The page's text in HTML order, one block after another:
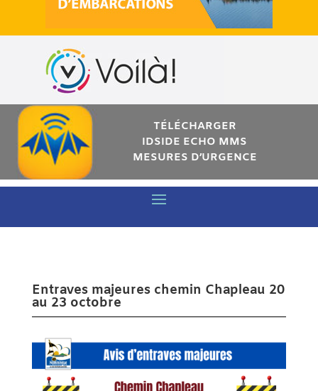
TÉLÉCHARGER
IDSIDE ECHO MMS
MESURES D’URGENCE
Entraves majeures chemin Chapleau 20
au 23 octobre